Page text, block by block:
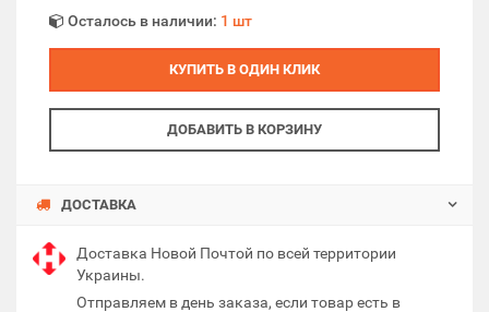
Осталось в наличии: 1 шт
КУПИТЬ В ОДИН КЛИК
ДОБАВИТЬ В КОРЗИНУ
ДОСТАВКА
Доставка Новой Почтой по всей территории
Украины.
Отправляем в день заказа, если товар есть в